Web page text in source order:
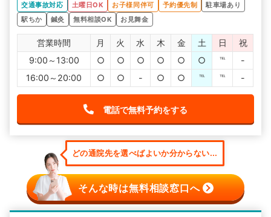
交通事故対応 土曜日OK お子様同伴可 予約優先制
駐車場あり
駅ちか
鍼灸 無料相談OK お見舞金
営業時間 月 火 水 木 金 土 日
祝
9:00～13:00
○ ○ ○ ○ ○ ○ ℡
-
16:00～20:00
○ ○ - ○ ○ ℡ ℡ -
電話で無料予約をする
どの通院先を選べばよいか分からない...
そんな時は無料相談窓口へ